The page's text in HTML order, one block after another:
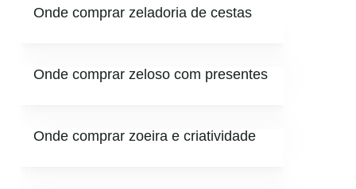
Onde comprar zeladoria de cestas
Onde comprar zeloso com presentes
Onde comprar zoeira e criatividade